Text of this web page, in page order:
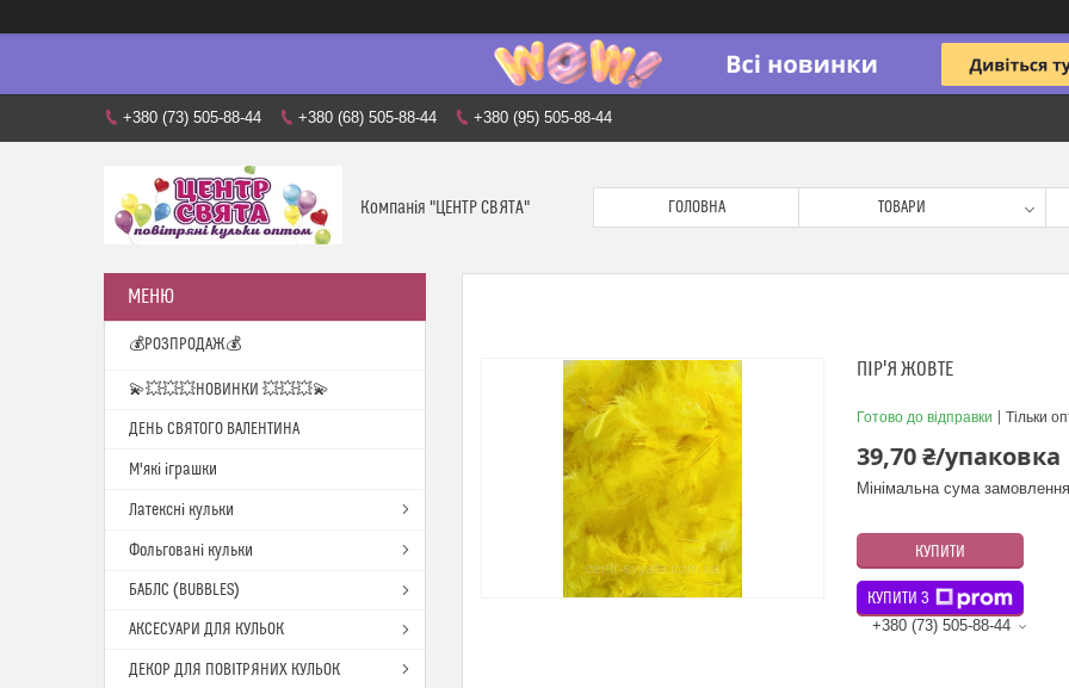
+380 (73) 505-88-44 +380 (68) 505-88-44 +380 (95) 505-88-44
Компанія "ЦЕНТР СВЯТА" ГОЛОВНА ТОВАРИ
ПІР'Я ЖОВТЕ
Готово до відправки Тільки
39,70 ₴/упаковка
Мінімальна сума
КУПИТИ
КУПИТИ З
+380 (73) 505-88-44
💰РОЗПРОДАЖ💰
💫💥💥💥НОВИНКИ 💥💥💥💫
ДЕНЬ СВЯТОГО ВАЛЕНТИНА
М'які іграшки
Латексні кульки
Фольговані кульки
БАБЛС (BUBBLES)
АКСЕСУАРИ ДЛЯ КУЛЬОК
ДЕКОР ДЛЯ ПОВІТРЯНИХ КУЛЬОК